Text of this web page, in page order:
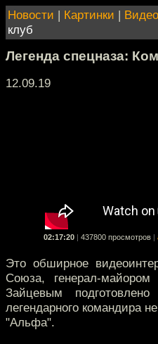
Новости | Картинки | Видео
клуб
Легенда спецназа:
12.09.19
02:17:20 437800 просмотров
Это обширное
Союза, генерал-
Зайцевым
легендарного командира
"Альфа".